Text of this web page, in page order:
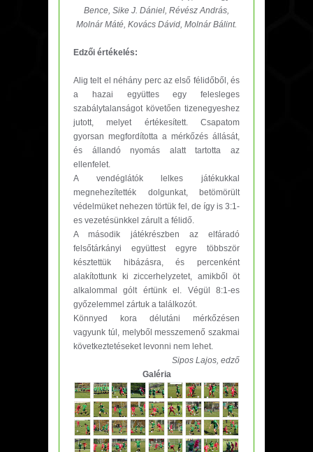
Bence, Sike J. Dániel, Révész András,
Molnár Máté, Kovács Dávid, Molnár Bálint.
Edzői értékelés:
Alig telt el néhány perc az első félidőből, és
a hazai együttes egy felesleges
szabálytalanságot követően tizenegyeshez
jutott, melyet értékesített. Csapatom
gyorsan megfordította a mérkőzés állását,
és állandó nyomás alatt tartotta az
ellenfelet.
A vendéglátók lelkes játékukkal
megnehezítették dolgunkat, betömörült
védelmüket nehezen törtük fel, de így is 3:1-
es vezetésünkkel zárult a félidő.
A második játékrészben az elfáradó
felsőtárkányi együttest egyre többször
késztettük hibázásra, és percenként
alakítottunk ki ziccerhelyzetet, amikből öt
alkalommal gólt értünk el. Végül 8:1-es
győzelemmel zártuk a találkozót.
Könnyed kora délutáni mérkőzésen
vagyunk túl, melyből messzemenő szakmai
következtetéseket levonni nem lehet.
Sipos Lajos, edző
Galéria